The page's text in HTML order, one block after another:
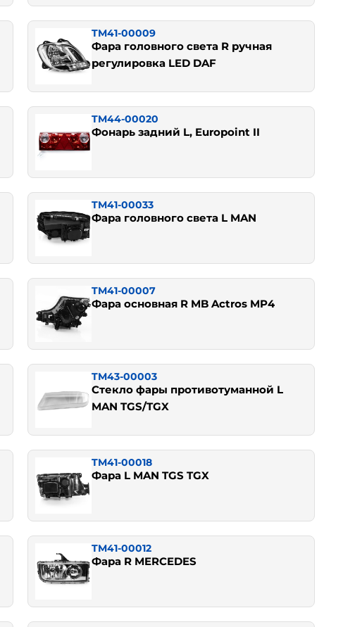
TM41-00009
Фара головного света R ручная
регулировка LED DAF
TM44-00020
Фонарь задний L, Europoint II
TM41-00033
Фара головного света L MAN
TM41-00007
Фара основная R MB Actros MP4
TM43-00003
Стекло фары противотуманной L
MAN TGS/TGX
TM41-00018
Фара L MAN TGS TGX
TM41-00012
Фара R MERCEDES